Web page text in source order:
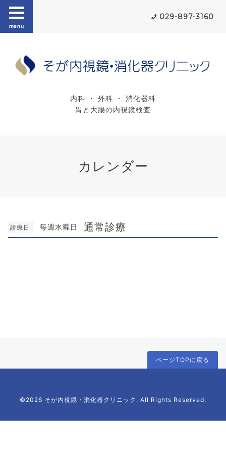
menu
029-897-3160
内科 ・ 外科 ・ 消化器科
胃と大腸の内視鏡検査
カレンダー
診療日 毎週水曜日 通常診療
ページTOPに戻る
©2026 そが内視鏡・消化器クリニック. All Rights Reserved.